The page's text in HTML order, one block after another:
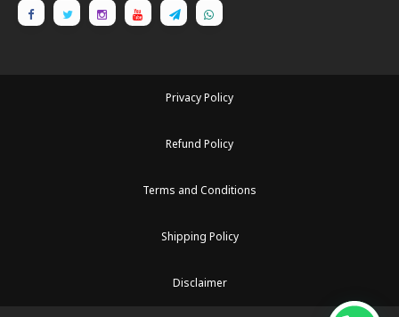
Privacy Policy
Refund Policy
Terms and Conditions
Shipping Policy
Disclaimer